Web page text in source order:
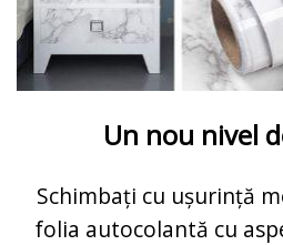
Un nou nivel
Schimbați cu ușurință
folia autocolantă cu